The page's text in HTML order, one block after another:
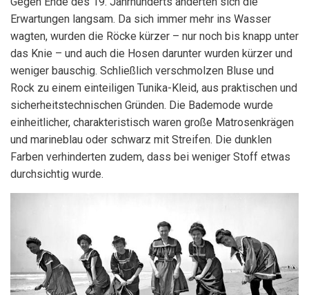
Erwartungen langsam. Da sich immer mehr ins Wasser
wagten, wurden die Röcke kürzer – nur noch bis knapp unter
das Knie – und auch die Hosen darunter wurden kürzer und
weniger bauschig. Schließlich verschmolzen Bluse und
Rock zu einem einteiligen Tunika-Kleid, aus praktischen und
sicherheitstechnischen Gründen. Die Bademode wurde
einheitlicher, charakteristisch waren große Matrosenkrägen
und marineblau oder schwarz mit Streifen. Die dunklen
Farben verhinderten zudem, dass bei weniger Stoff etwas
durchsichtig wurde.